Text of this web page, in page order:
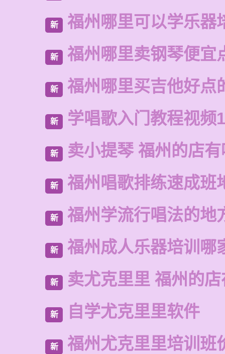
新 福州哪里可以学乐器
新 福州哪里卖钢琴便宜
新 福州哪里买吉他好点
新 学唱歌入门教程视频
新 卖小提琴 福州的店
新 福州唱歌排练速成班
新 福州学流行唱法的地
新 福州成人乐器培训哪
新 卖尤克里里 福州的
新 自学尤克里里软件
新 福州尤克里里培训班